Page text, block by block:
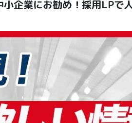
企業にお勧め！採用LPで